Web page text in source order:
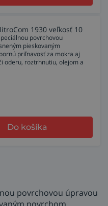
1930 veľkosť 10
povrchovou
pieskovaným
priľnavosť za mokra aj
oderu, roztrhnutiu, olejom a
Do košíka
povrchovou úpravou